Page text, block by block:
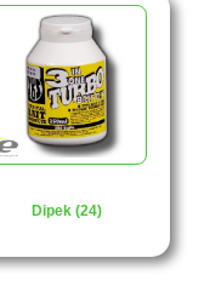
Dipek (24)